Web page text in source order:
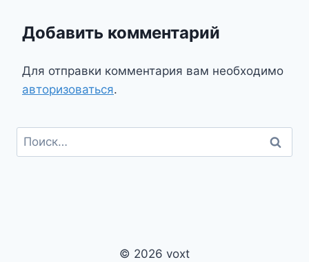
Добавить комментарий
Для отправки комментария вам необходимо
авторизоваться.
Найти:
© 2026 voxt